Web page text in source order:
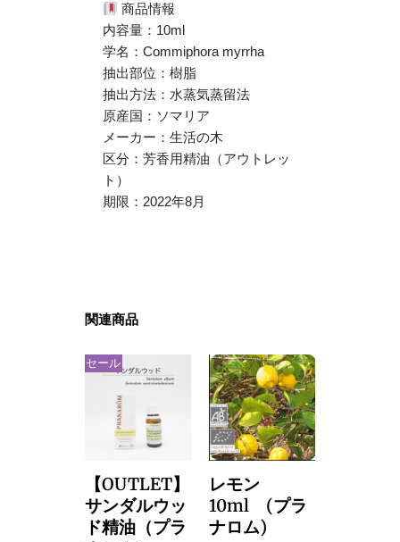
商品情報
内容量：10ml
学名：Commiphora myrrha
抽出部位：樹脂
抽出方法：水蒸気蒸留法
原産国：ソマリア
メーカー：生活の木
区分：芳香用精油（アウトレッ
ト）
期限：2022年8月
関連商品
セール
【OUTLET】
サンダルウッ
ド精油（プラ
レモン
10ml (プラ
ナロム)